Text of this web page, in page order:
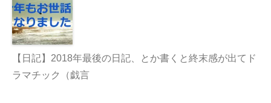
【日記】2018年最後の日記、とか書くと終末感が出てド
ラマチック（戯言